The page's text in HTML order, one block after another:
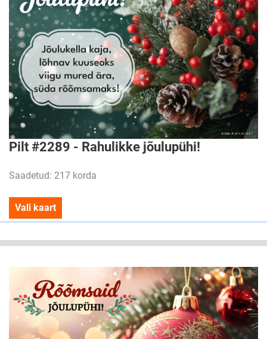
Pilt #2289 - Rahulikke jõulupühi!
Saadetud: 217 korda
Vali kaart